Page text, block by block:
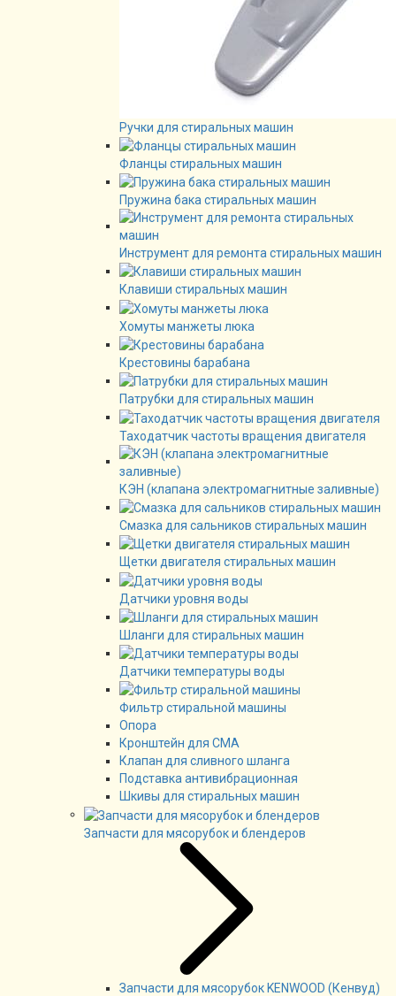
Ручки для стиральных машин
Фланцы стиральных машин
Пружина бака стиральных машин
Инструмент для ремонта стиральных машин
Клавиши стиральных машин
Хомуты манжеты люка
Крестовины барабана
Патрубки для стиральных машин
Таходатчик частоты вращения двигателя
КЭН (клапана электромагнитные заливные)
Смазка для сальников стиральных машин
Щетки двигателя стиральных машин
Датчики уровня воды
Шланги для стиральных машин
Датчики температуры воды
Фильтр стиральной машины
Опора
Кронштейн для СМА
Клапан для сливного шланга
Подставка антивибрационная
Шкивы для стиральных машин
Запчасти для мясорубок и блендеров
Запчасти для мясорубок KENWOOD (Кенвуд)